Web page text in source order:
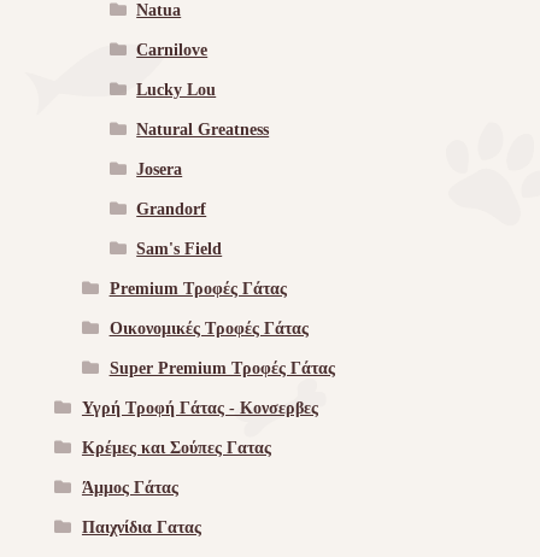
Natua
Carnilove
Lucky Lou
Natural Greatness
Josera
Grandorf
Sam's Field
Premium Τροφές Γάτας
Οικονομικές Τροφές Γάτας
Super Premium Τροφές Γάτας
Υγρή Τροφή Γάτας - Kονσερβες
Κρέμες και Σούπες Γατας
Άμμος Γάτας
Παιχνίδια Γατας